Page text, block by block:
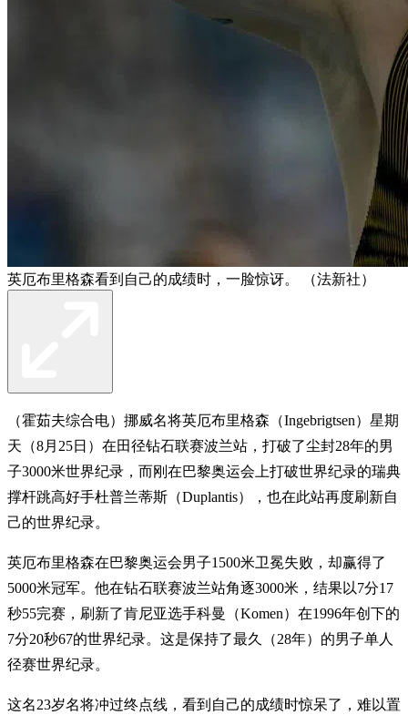
英厄布里格森看到自己的成绩时，一脸惊讶。 （法新社）
（霍茹夫综合电）挪威名将英厄布里格森（Ingebrigtsen）星期
天（8月25日）在田径钻石联赛波兰站，打破了尘封28年的男
子3000米世界纪录，而刚在巴黎奥运会上打破世界纪录的瑞典
撑杆跳高好手杜普兰蒂斯（Duplantis），也在此站再度刷新自
己的世界纪录。
英厄布里格森在巴黎奥运会男子1500米卫冕失败，却赢得了
5000米冠军。他在钻石联赛波兰站角逐3000米，结果以7分17
秒55完赛，刷新了肯尼亚选手科曼（Komen）在1996年创下的
7分20秒67的世界纪录。这是保持了最久（28年）的男子单人
径赛世界纪录。
这名23岁名将冲过终点线，看到自己的成绩时惊呆了，难以置